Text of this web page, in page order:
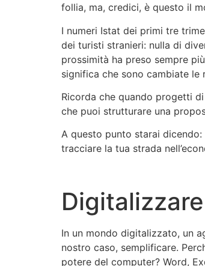
follia, ma, credici, è questo il
I numeri Istat dei primi tre
dei turisti stranieri: nulla di
prossimità ha preso sempre
significa che sono cambiate
Ricorda che quando progetti
che puoi strutturare una
A questo punto starai dicendo:
tracciare la tua strada
In un mondo digitalizzato, un
nostro caso, semplificare.
potere del computer? Word,